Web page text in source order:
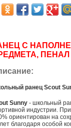
С
ранец Scout
Sunny - школьный
индустрии.
ориентирован на
благодаря особой